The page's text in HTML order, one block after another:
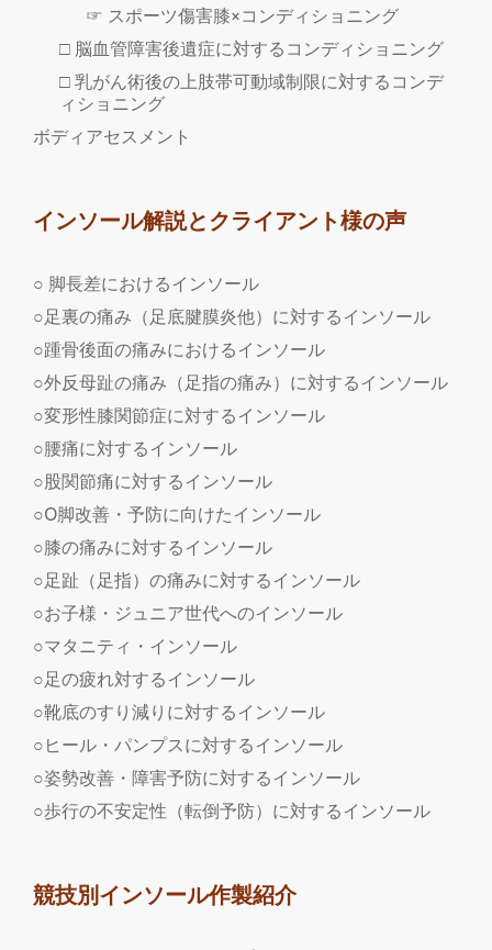
☞ スポーツ傷害膝×コンディショニング
□ 脳血管障害後遺症に対するコンディショニング
□ 乳がん術後の上肢帯可動域制限に対するコンデ
ィショニング
ボディアセスメント
インソール解説とクライアント様の声
○ 脚長差におけるインソール
○足裏の痛み（足底腱膜炎他）に対するインソール
○踵骨後面の痛みにおけるインソール
○外反母趾の痛み（足指の痛み）に対するインソール
○変形性膝関節症に対するインソール
○腰痛に対するインソール
○股関節痛に対するインソール
○O脚改善・予防に向けたインソール
○膝の痛みに対するインソール
○足趾（足指）の痛みに対するインソール
○お子様・ジュニア世代へのインソール
○マタニティ・インソール
○足の疲れ対するインソール
○靴底のすり減りに対するインソール
○ヒール・パンプスに対するインソール
○姿勢改善・障害予防に対するインソール
○歩行の不安定性（転倒予防）に対するインソール
競技別インソール作製紹介